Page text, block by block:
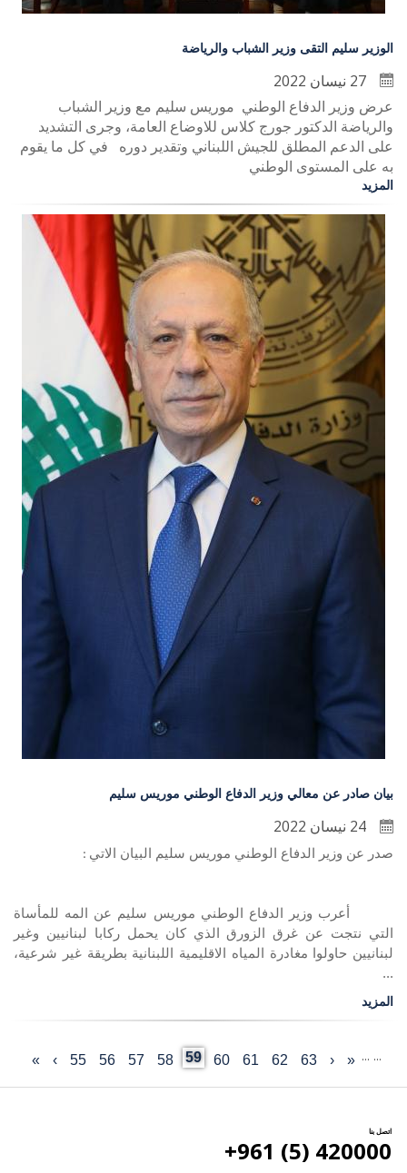
الوزير سليم التقى وزير الشباب والرياضة
عرض وزير الدفاع الوطني موريس سليم مع وزير الشباب
والرياضة الدكتور جورج كلاس للاوضاع العامة، وجرى التشديد
على الدعم المطلق للجيش اللبناني وتقدير دوره في كل ما يقوم
به على المستوى الوطني
المزيد
بيان صادر عن معالي وزير الدفاع الوطني موريس سليم
صدر عن وزير الدفاع الوطني موريس سليم البيان الاتي :
أعرب وزير الدفاع الوطني موريس سليم عن المه للمأساة
التي نتجت عن غرق الزورق الذي كان يحمل ركابا لبنانيين وغير
لبنانيين حاولوا مغادرة المياه الاقليمية اللبنانية بطريقة غير شرعية،
...
المزيد
First
»
Previous
› … الصفحة
55
الصفحة
56
الصفحة
57
الصفحة
58
Current
59
الصفحة
60
الصفحة
61
الصفحة
62
الصفحة
63 …
الصفحة
‹
Last
«
اتصل بنا
420000 (5) 961+